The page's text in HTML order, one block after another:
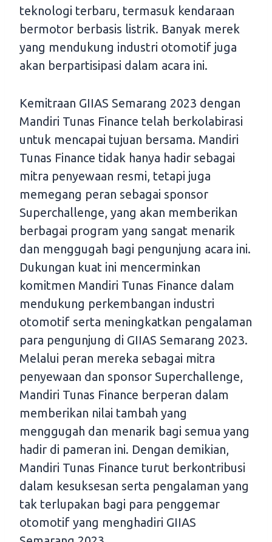
teknologi terbaru, termasuk kendaraan
bermotor berbasis listrik. Banyak merek
yang mendukung industri otomotif juga
akan berpartisipasi dalam acara ini.
Kemitraan GIIAS Semarang 2023 dengan
Mandiri Tunas Finance telah berkolabirasi
untuk mencapai tujuan bersama. Mandiri
Tunas Finance tidak hanya hadir sebagai
mitra penyewaan resmi, tetapi juga
memegang peran sebagai sponsor
Superchallenge, yang akan memberikan
berbagai program yang sangat menarik
dan menggugah bagi pengunjung acara ini.
Dukungan kuat ini mencerminkan
komitmen Mandiri Tunas Finance dalam
mendukung perkembangan industri
otomotif serta meningkatkan pengalaman
para pengunjung di GIIAS Semarang 2023.
Melalui peran mereka sebagai mitra
penyewaan dan sponsor Superchallenge,
Mandiri Tunas Finance berperan dalam
memberikan nilai tambah yang
menggugah dan menarik bagi semua yang
hadir di pameran ini. Dengan demikian,
Mandiri Tunas Finance turut berkontribusi
dalam kesuksesan serta pengalaman yang
tak terlupakan bagi para penggemar
otomotif yang menghadiri GIIAS